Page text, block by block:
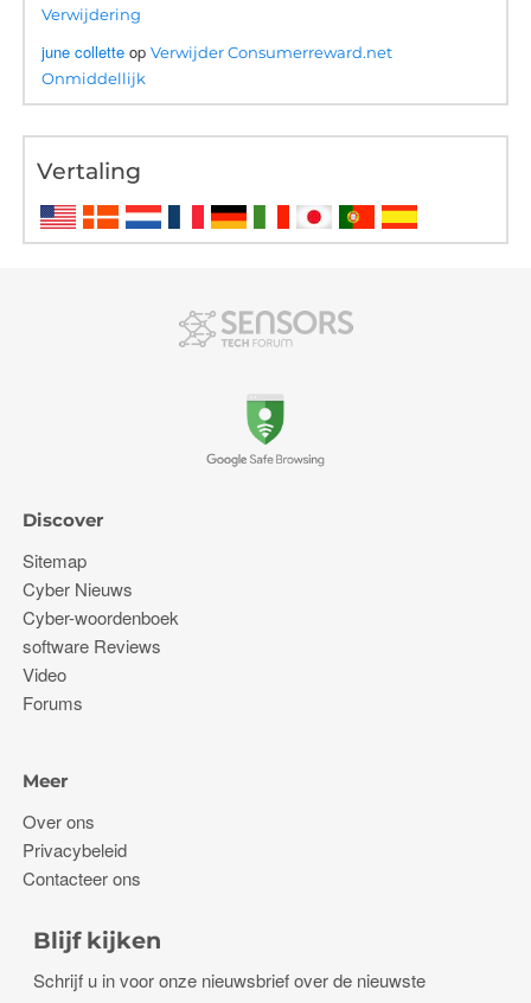
Verwijdering
june collette opVerwijder Consumerreward.net
Onmiddellijk
Vertaling
Discover
Sitemap
Cyber ​​Nieuws
Cyber-woordenboek
software Reviews
Video
Forums
Meer
Over ons
Privacybeleid
Contacteer ons
Blijf kijken
Schrijf u in voor onze nieuwsbrief over de nieuwste